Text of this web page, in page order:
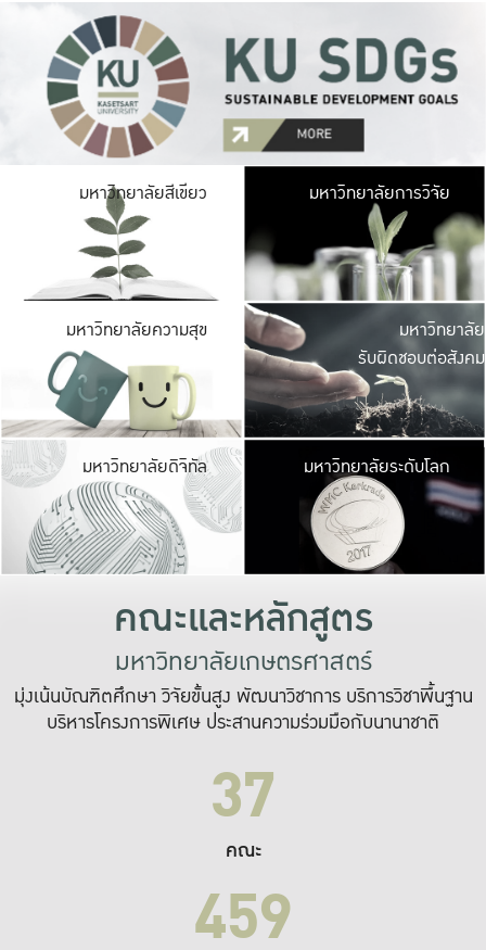
มหาวิทยาลัยสีเขียว มหาวิ
มีพื้นที่เขียวสดใส
เป็นป่าในเมือง เกษต
มหาวิทยาลัยการวิจัย
มหาวิทยาลัยความสุข มหาวิ
ค
เปิดประ
และพบเรื่องราวใ
มหาวิทยาลัย
รับผิดชอบต่อสังคม
มหาวิทยาลัยดิจิทัล มหาวิ
เปลี่ยนแปลง แล
เพื่อทำง
ระบบสารสนเทศ
มหาวิทยาลัยระดับโลก
คณะและหลักสูตร
มหาวิทยาลัยเกษตรศาสตร์
มุ่งเน้นบัณฑิตศึกษา วิจัยขั้นสูง พัฒนาวิชาการ บริการวิชาพื้นฐาน
บริหารโครงการพิเศษ ประสานความร่วมมือกับนานาชาติ
37
คณะ
459